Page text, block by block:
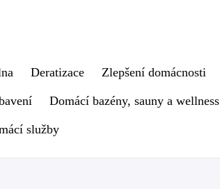
Deratizace Zlepšení domácnosti
Domácí bazény, sauny a wellness
služby